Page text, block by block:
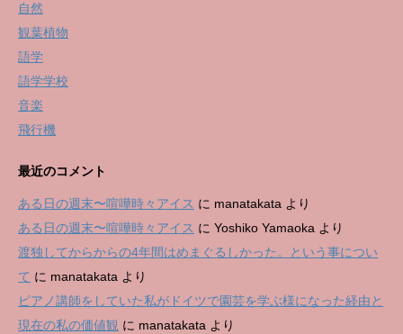
自然
観葉植物
語学
語学学校
音楽
飛行機
最近のコメント
ある日の週末〜喧嘩時々アイス に manatakata より
ある日の週末〜喧嘩時々アイス に Yoshiko Yamaoka より
渡独してからからの4年間はめまぐるしかった。という事につい
て に manatakata より
ピアノ講師をしていた私がドイツで園芸を学ぶ様になった経由と
現在の私の価値観 に manatakata より